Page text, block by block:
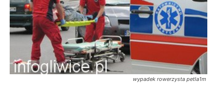
wypadek rowerzysta petla1m